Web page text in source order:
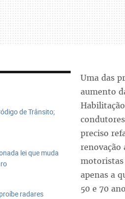
de Trânsito;
lei que muda
radares
Uma das
aumento
preciso
renovação
motoristas
apenas a
50 e 70